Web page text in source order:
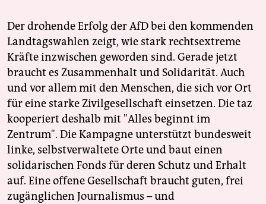
Der drohende Erfolg der AfD bei den kommenden
Landtagswahlen zeigt, wie stark rechtsextreme
Kräfte inzwischen geworden sind. Gerade jetzt
braucht es Zusammenhalt und Solidarität. Auch
und vor allem mit den Menschen, die sich vor Ort
für eine starke Zivilgesellschaft einsetzen. Die taz
kooperiert deshalb mit "Alles beginnt im
Zentrum". Die Kampagne unterstützt bundesweit
linke, selbstverwaltete Orte und baut einen
solidarischen Fonds für deren Schutz und Erhalt
auf. Eine offene Gesellschaft braucht guten, frei
zugänglichen Journalismus – und